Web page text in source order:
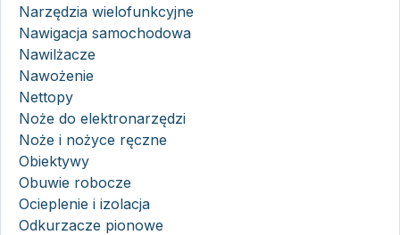
Narzędzia wielofunkcyjne
Nawigacja samochodowa
Nawilżacze
Nawożenie
Nettopy
Noże do elektronarzędzi
Noże i nożyce ręczne
Obiektywy
Obuwie robocze
Ocieplenie i izolacja
Odkurzacze pionowe